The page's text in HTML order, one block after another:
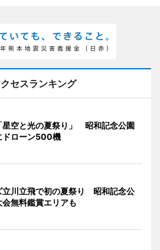
セスランキング
星空と光の夏祭り」 昭和記念公園
ドローン500機
立川立飛で初の夏祭り 昭和記念公
会無料鑑賞エリアも